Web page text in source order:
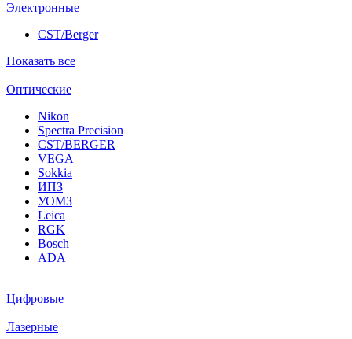
Электронные
CST/Berger
Показать все
Оптические
Nikon
Spectra Precision
CST/BERGER
VEGA
Sokkia
ИПЗ
УОМЗ
Leica
RGK
Bosch
ADA
Цифровые
Лазерные